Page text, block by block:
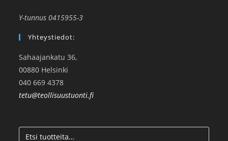
Y-tunnus 0415955-3
Yhteystiedot:
Sahaajankatu 36,
00880 Helsinki
040 669 4378
tetu@teollisuustuonti.fi